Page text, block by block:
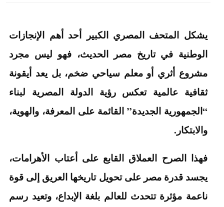
يشكل المتحف المصري الكبير أحد أهم الإنجازات
الوطنية في تاريخ مصر الحديث، فهو ليس مجرد
مشروع أثري أو معلم سياحي ضخم، بل يعد أيقونة
ثقافية عالمية تعكس رؤية الدولة المصرية لبناء
“الجمهورية الجديدة” القائمة على المعرفة، والهوية،
والابتكار.
فهذا الصرح العملاق القابع على أعتاب الأهرامات،
يجسد قدرة مصر على تحويل تاريخها العريق إلى قوة
ناعمة مؤثرة تتحدث للعالم بلغة الإبداع، وتعيد رسم